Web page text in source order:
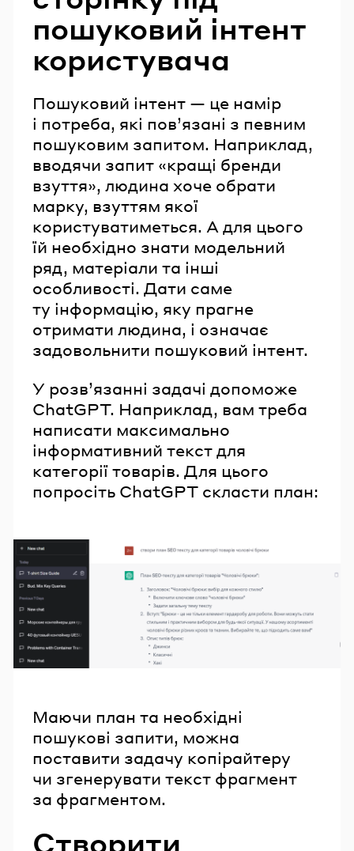
пошуковий інтент
користувача
Пошуковий інтент — це намір
і потреба, які пов’язані з певним
пошуковим запитом. Наприклад,
вводячи запит «кращі бренди
взуття», людина хоче обрати
марку, взуттям якої
користуватиметься. А для цього
їй необхідно знати модельний
ряд, матеріали та інші
особливості. Дати саме
ту інформацію, яку прагне
отримати людина, і означає
задовольнити пошуковий інтент.
У розв’язанні задачі допоможе
ChatGPT. Наприклад, вам треба
написати максимально
інформативний текст для
категорії товарів. Для цього
попросіть ChatGPT скласти план:
Маючи план та необхідні
пошукові запити, можна
поставити задачу копірайтеру
чи згенерувати текст фрагмент
за фрагментом.
Створити